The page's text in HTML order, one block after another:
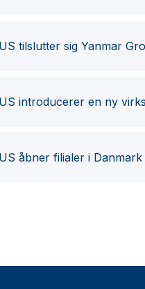
tilslutter sig Yanmar
introducerer en ny
åbner filialer i